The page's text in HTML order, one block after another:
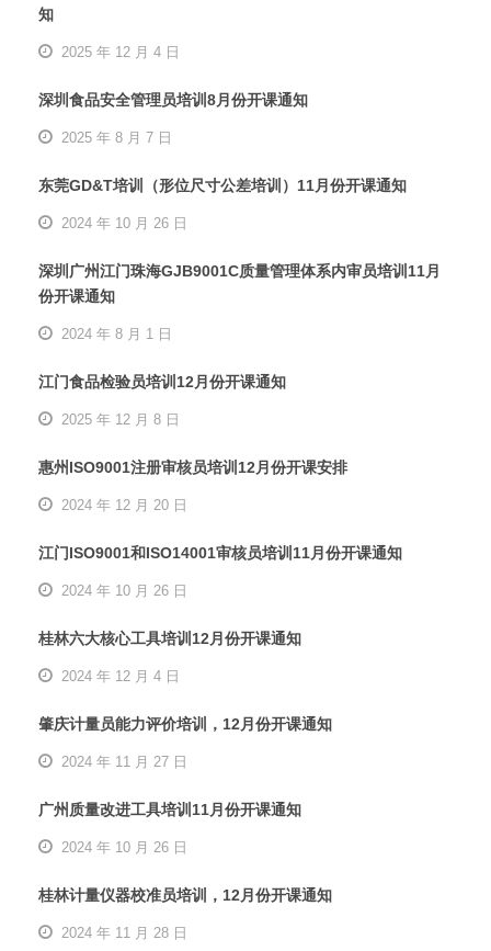
知
2025 年 12 月 4 日
深圳食品安全管理员培训8月份开课通知
2025 年 8 月 7 日
东莞GD&T培训（形位尺寸公差培训）11月份开课通知
2024 年 10 月 26 日
深圳广州江门珠海GJB9001C质量管理体系内审员培训11月
份开课通知
2024 年 8 月 1 日
江门食品检验员培训12月份开课通知
2025 年 12 月 8 日
惠州ISO9001注册审核员培训12月份开课安排
2024 年 12 月 20 日
江门ISO9001和ISO14001审核员培训11月份开课通知
2024 年 10 月 26 日
桂林六大核心工具培训12月份开课通知
2024 年 12 月 4 日
肇庆计量员能力评价培训，12月份开课通知
2024 年 11 月 27 日
广州质量改进工具培训11月份开课通知
2024 年 10 月 26 日
桂林计量仪器校准员培训，12月份开课通知
2024 年 11 月 28 日